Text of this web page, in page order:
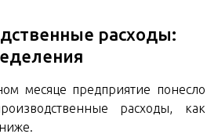
расходы:
месяце предприятие понесло
расходы, как